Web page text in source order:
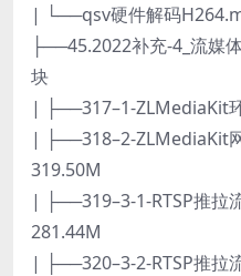
| └──qsv硬件解码
├──45.2022补充-4_流媒
块
| ├──317–1-ZLMediaKit
| ├──318–2-ZLMediaKit
319.50M
| ├──319–3-1-RTSP推拉
281.44M
| ├──320–3-2-RTSP推拉